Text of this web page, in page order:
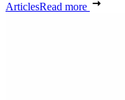
ArticlesRead more